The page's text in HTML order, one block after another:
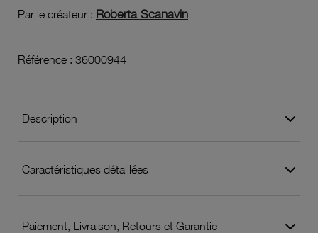
Par le créateur : Roberta Scanavin
Référence : 36000944
Description
Caractéristiques détaillées
Paiement, Livraison, Retours et Garantie